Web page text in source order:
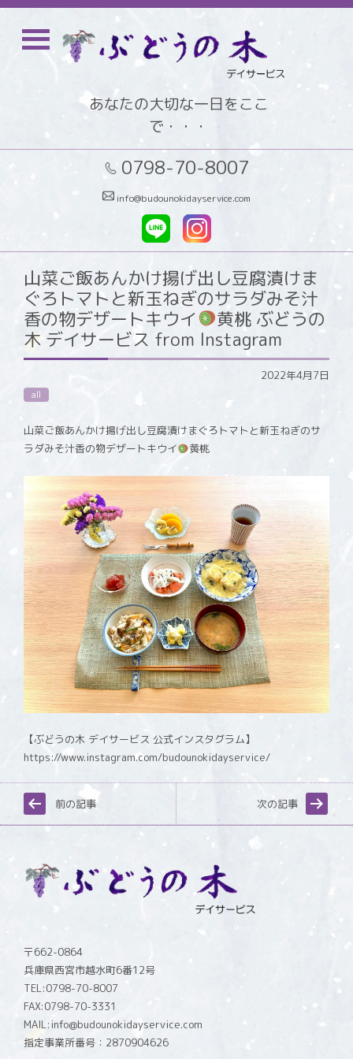
あなたの大切な一日をここ
で・・・
0798-70-8007
info@budounokidayservice.com
山菜ご飯あんかけ揚げ出し豆腐漬けま
ぐろトマトと新玉ねぎのサラダみそ汁
香の物デザートキウイ
黄桃 ぶどうの
木 デイサービス from Instagram
2022年4月7日
all
山菜ご飯あんかけ揚げ出し豆腐漬けまぐろトマトと新玉ねぎのサ
ラダみそ汁香の物デザートキウイ
黄桃
【ぶどうの木 デイサービス 公式インスタグラム】
https://www.instagram.com/budounokidayservice/
前の記事 次の記事
〒662-0864
兵庫県西宮市越水町6番12号
TEL:0798-70-8007
FAX:0798-70-3331
MAIL:info@budounokidayservice.com
指定事業所番号：2870904626